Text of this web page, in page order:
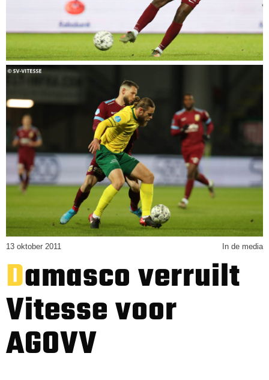
13 oktober 2011 In de media
Damasco verruilt
Vitesse voor
AGOVV